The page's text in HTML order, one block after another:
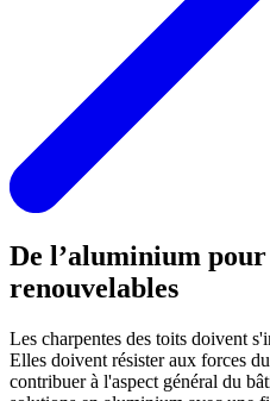
De l’aluminium pour
renouvelables
Les charpentes des toits doivent
Elles doivent résister aux forces
contribuer à l'aspect général du